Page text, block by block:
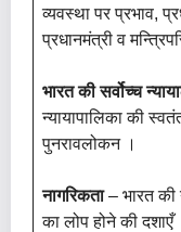
व्यवस्था पर प्रभाव,
प्रधानमंत्री व
भारत की सर्वोच्च
न्यायापालिका की
पुनरावलोकन ।
नागरिकता– भारत की
का लोप होने की दशाएँ